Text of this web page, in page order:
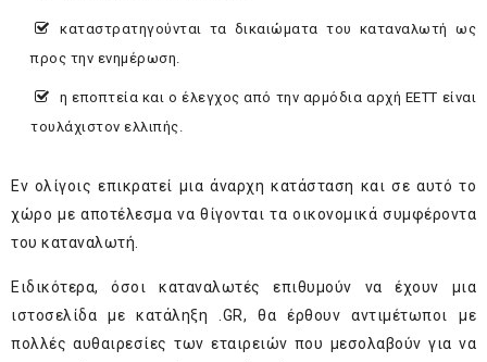
καταστρατηγούνται τα δικαιώματα του καταναλωτή ως
προς την ενημέρωση.
η εποπτεία και ο έλεγχος από την αρμόδια αρχή ΕΕΤΤ είναι
τουλάχιστον ελλιπής.
Εν ολίγοις επικρατεί μια άναρχη κατάσταση και σε αυτό το
χώρο με αποτέλεσμα να θίγονται τα οικονομικά συμφέροντα
του καταναλωτή.
Ειδικότερα, όσοι καταναλωτές επιθυμούν να έχουν μια
ιστοσελίδα με κατάληξη .GR, θα έρθουν αντιμέτωποι με
πολλές αυθαιρεσίες των εταιρειών που μεσολαβούν για να